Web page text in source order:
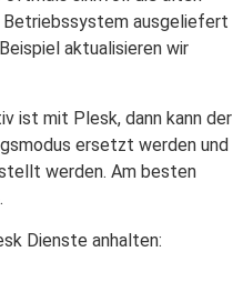
ausgeliefert
aktualisieren wir
ist mit Plesk, dann kann der
ersetzt werden und
werden. Am besten
Dienste anhalten: